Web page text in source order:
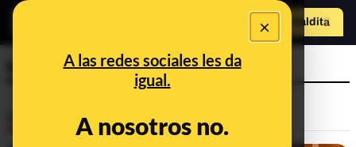
×
A las redes sociales les da
igual.
A nosotros no.
Hazte Maldito
teorías de la conspiración